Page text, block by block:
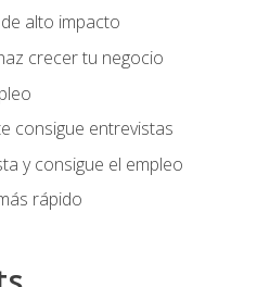
alto impacto
crecer tu negocio
consigue entrevistas
y consigue el empleo
rápido